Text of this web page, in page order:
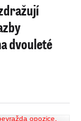
dvouleté